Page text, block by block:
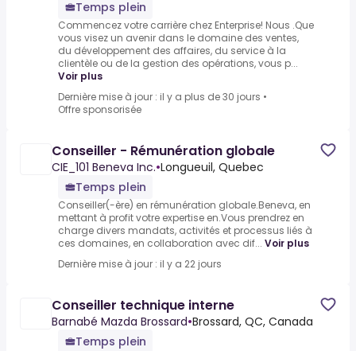
Temps plein
Commencez votre carrière chez Enterprise! Nous .Que
vous visez un avenir dans le domaine des ventes,
du développement des affaires, du service à la
clientèle ou de la gestion des opérations, vous p...
Voir plus
Dernière mise à jour : il y a plus de 30 jours •
Offre sponsorisée
Conseiller - Rémunération globale
CIE_101 Beneva Inc.•Longueuil, Quebec
Temps plein
Conseiller(-ère) en rémunération globale.Beneva, en
mettant à profit votre expertise en.Vous prendrez en
charge divers mandats, activités et processus liés à
ces domaines, en collaboration avec dif... Voir plus
Dernière mise à jour : il y a 22 jours
Conseiller technique interne
Barnabé Mazda Brossard•Brossard, QC, Canada
Temps plein